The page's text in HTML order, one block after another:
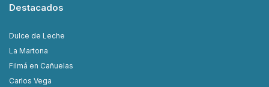
Destacados
Dulce de Leche
La Martona
Filmá en Cañuelas
Carlos Vega